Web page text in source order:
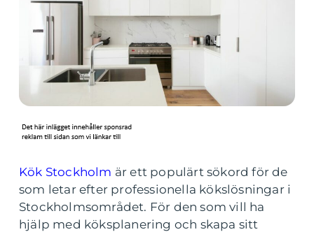
Kök Stockholm är ett populärt sökord för de
som letar efter professionella kökslösningar i
Stockholmsområdet. För den som vill ha
hjälp med köksplanering och skapa sitt